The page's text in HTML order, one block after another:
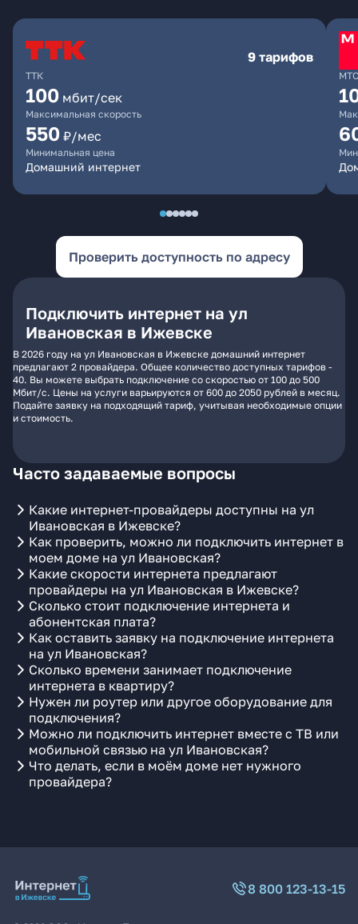
ТТК
9 тарифов
100 мбит/сек
Максимальная скорость
550 ₽/мес
Минимальная цена
Домашний интернет
МТС
Проверить доступность по адресу
Подключить интернет на ул
Ивановская в Ижевске
В 2026 году на ул Ивановская в Ижевске домашний интернет
предлагают 2 провайдера. Общее количество доступных тарифов -
40. Вы можете выбрать подключение со скоростью от 100 до 500
Мбит/с. Цены на услуги варьируются от 600 до 2050 рублей в месяц.
Подайте заявку на подходящий тариф, учитывая необходимые опции
и стоимость.
Часто задаваемые вопросы
Какие интернет-провайдеры доступны на ул
Ивановская в Ижевске?
Как проверить, можно ли подключить интернет в
моем доме на ул Ивановская?
Какие скорости интернета предлагают
провайдеры на ул Ивановская в Ижевске?
Сколько стоит подключение интернета и
абонентская плата?
Как оставить заявку на подключение интернета
на ул Ивановская?
Сколько времени занимает подключение
интернета в квартиру?
Нужен ли роутер или другое оборудование для
подключения?
Можно ли подключить интернет вместе с ТВ или
мобильной связью на ул Ивановская?
Что делать, если в моём доме нет нужного
провайдера?
8 800 123-13-15